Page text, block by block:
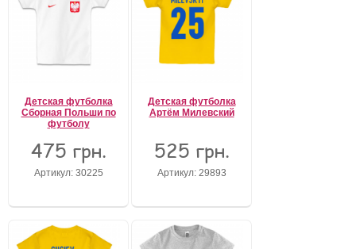
Детская футболка
Сборная Польши по
футболу
475 грн.
Артикул: 30225
Детская футболка
Артём Милевский
525 грн.
Артикул: 29893